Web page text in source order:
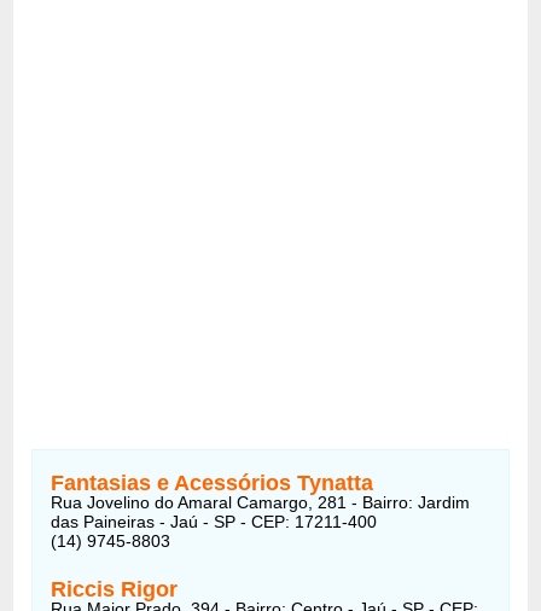
Fantasias e Acessórios Tynatta
Rua Jovelino do Amaral Camargo, 281 - Bairro: Jardim
das Paineiras - Jaú - SP - CEP: 17211-400
(14) 9745-8803
Riccis Rigor